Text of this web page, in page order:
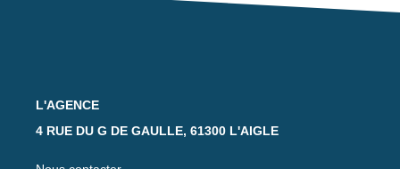
L'AGENCE
4 RUE DU G DE GAULLE, 61300 L'AIGLE